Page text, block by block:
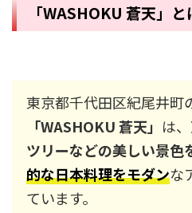
「WASHOKU 蒼天」と
東京都千代田区紀尾井町
「WASHOKU 蒼天」 は、
ツリーなどの美しい景色
的な日本料理をモダンな
ています。